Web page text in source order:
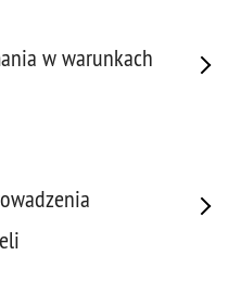
w warunkach